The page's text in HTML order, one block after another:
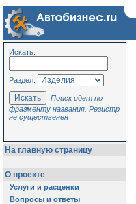
Искать:
Раздел:
Поиск идет по
фрагменту названия. Регистр
не существенен
На главную страницу
О проекте
Услуги и расценки
Вопросы и ответы